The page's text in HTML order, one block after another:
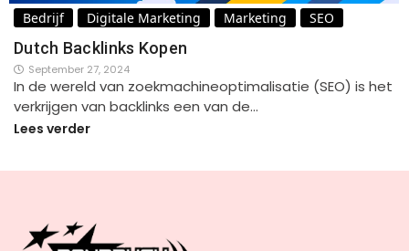
Bedrijf Digitale Marketing Marketing SEO
Dutch Backlinks Kopen
September 27, 2024
In de wereld van zoekmachineoptimalisatie (SEO) is het
verkrijgen van backlinks een van de…
Lees verder